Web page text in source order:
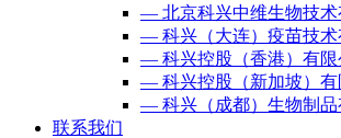
— 北京科兴中维生物技术
— 科兴（大连）疫苗技术
— 科兴控股（香港）有限
— 科兴控股（新加坡）有
— 科兴（成都）生物制品
联系我们